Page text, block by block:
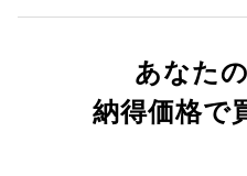
あなた
納得価格で